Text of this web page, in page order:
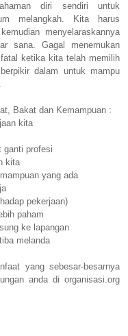
diri sendiri untuk
melangkah. Kita harus
menyelaraskannya
sana. Gagal menemukan
ketika kita telah memilih
dalam untuk mampu
Bakat dan Kemampuan :
kita
ganti profesi
kita
yang ada
pekerjaan)
paham
ke lapangan
melanda
yang sebesar-besarnya
anda di organisasi.org